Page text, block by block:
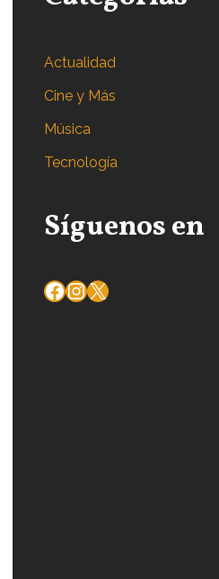
Actualidad
Cine y Más
Música
Tecnología
Síguenos en